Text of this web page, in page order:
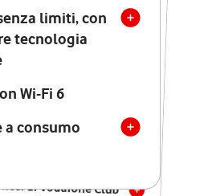
limiti, con
tecnologia
Wi-Fi 6
a consumo
senza limiti, con
migliore tecnologia
Seven con Wi-Fi 7
illimitate verso
fissi e mobili
di Vodafone Club
sconti ed esperienze
poi si disattiva